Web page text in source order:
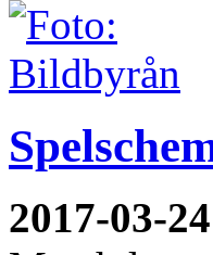
2017-03-